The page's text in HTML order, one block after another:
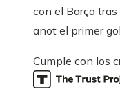
con el Barça
anot el primer
Cumple con los